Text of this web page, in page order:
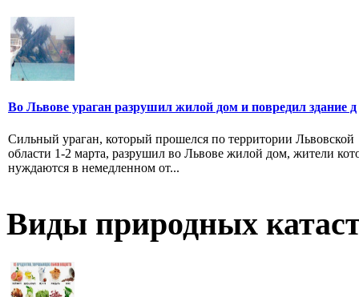
Во Львове ураган разрушил жилой дом и повредил здание д
Сильный ураган, который прошелся по территории Львовской
области 1-2 марта, разрушил во Львове жилой дом, жители
нуждаются в немедленном от...
Виды природных